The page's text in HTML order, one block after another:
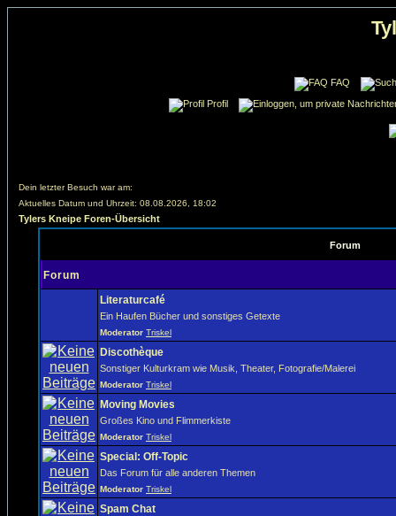
FAQ
Profil
Dein letzter Besuch war am:
Aktuelles Datum und Uhrzeit: 08.08.2026, 18:02
Tylers Kneipe Foren-Übersicht
Forum
Forum
Literaturcafé
Ein Haufen Bücher und sonstiges Getexte
Moderator Triskel
Discothèque
Sonstiger Kulturkram wie Musik, Theater, Fotografie/Malerei
Moderator Triskel
Moving Movies
Großes Kino und Flimmerkiste
Moderator Triskel
Special: Off-Topic
Das Forum für alle anderen Themen
Moderator Triskel
Spam Chat